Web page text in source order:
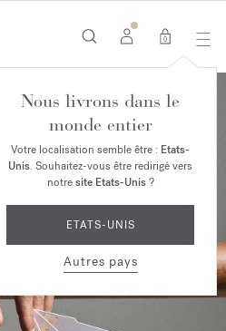
0
Nous livrons dans le
monde entier
Votre localisation semble être : Etats-
Unis. Souhaitez-vous être redirigé vers
notresite Etats-Unis?
ETATS-UNIS
Autres pays